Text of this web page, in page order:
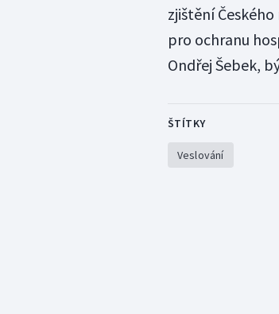
zjištění
pro ochranu
Ondřej Šebek,
ŠTÍTKY
Veslování